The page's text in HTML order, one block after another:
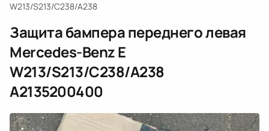
W213/S213/C238/A238
Защита бампера переднего левая
Mercedes-Benz E
W213/S213/C238/A238
A2135200400